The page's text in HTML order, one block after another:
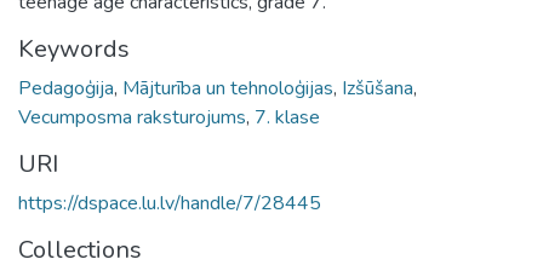
Keywords
Pedagoģija, Mājturība un tehnoloģijas, Izšūšana,
Vecumposma raksturojums, 7. klase
URI
https://dspace.lu.lv/handle/7/28445
Collections